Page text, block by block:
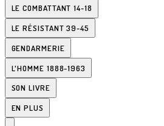
LE COMBATTANT 14-18
LE RÉSISTANT 39-45
GENDARMERIE
L'HOMME 1888-1963
SON LIVRE
EN PLUS